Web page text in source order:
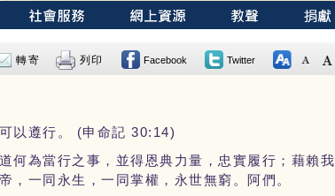
轉寄 列印 Facebook Twitter
以遵行。 (申命記 30:14)
何為當行之事，並得恩典力量，忠實履行；藉賴我
，一同永生，一同掌權，永世無窮。阿們。